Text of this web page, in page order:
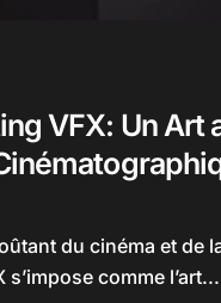
VFX: Un Art
comme l’art...